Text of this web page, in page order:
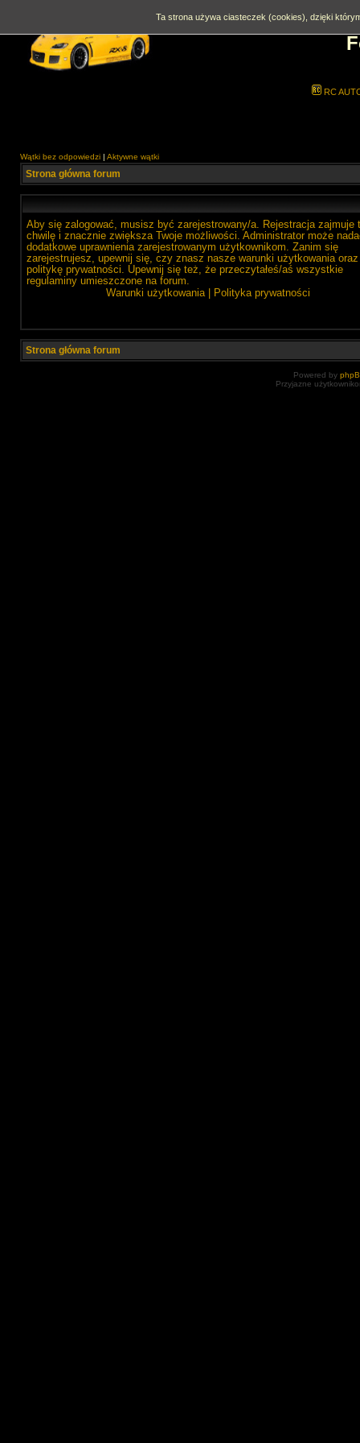
RC
Wątki bez odpowiedzi | Aktywne wątki
Strona główna forum
Aby się zalogować, musisz być zarejestrowany/a. Rejestracja zajmuje
chwilę i znacznie zwiększa Twoje możliwości. Administrator może
dodatkowe uprawnienia zarejestrowanym użytkownikom. Zanim się
zarejestrujesz, upewnij się, czy znasz nasze warunki użytkowania oraz
politykę prywatności. Upewnij się też, że przeczytałeś/aś wszystkie
regulaminy umieszczone na forum.
Warunki użytkowania| Polityka prywatności
Strona główna forum
Powered by
Przyjazne
Ta strona używa ciasteczek (cookies), dzięki